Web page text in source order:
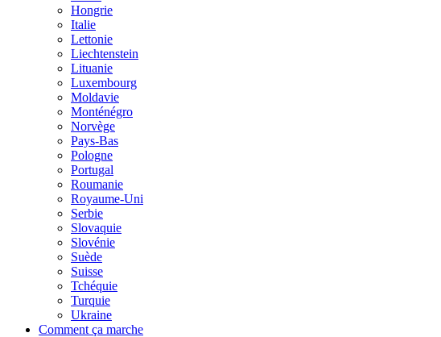
Hongrie
Italie
Lettonie
Liechtenstein
Lituanie
Luxembourg
Moldavie
Monténégro
Norvège
Pays-Bas
Pologne
Portugal
Roumanie
Royaume-Uni
Serbie
Slovaquie
Slovénie
Suède
Suisse
Tchéquie
Turquie
Ukraine
Comment ça marche